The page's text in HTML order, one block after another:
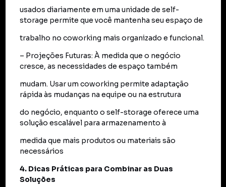
usados diariamente em uma unidade de self-
storage permite que você mantenha seu espaço de
trabalho no coworking mais organizado e funcional.
– Projeções Futuras: À medida que o negócio
cresce, as necessidades de espaço também
mudam. Usar um coworking permite adaptação
rápida às mudanças na equipe ou na estrutura
do negócio, enquanto o self-storage oferece uma
solução escalável para armazenamento à
medida que mais produtos ou materiais são
necessários
4. Dicas Práticas para Combinar as Duas
Soluções